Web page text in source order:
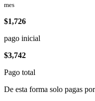
mes
$1,726
pago inicial
$3,742
Pago total
De esta forma solo pagas